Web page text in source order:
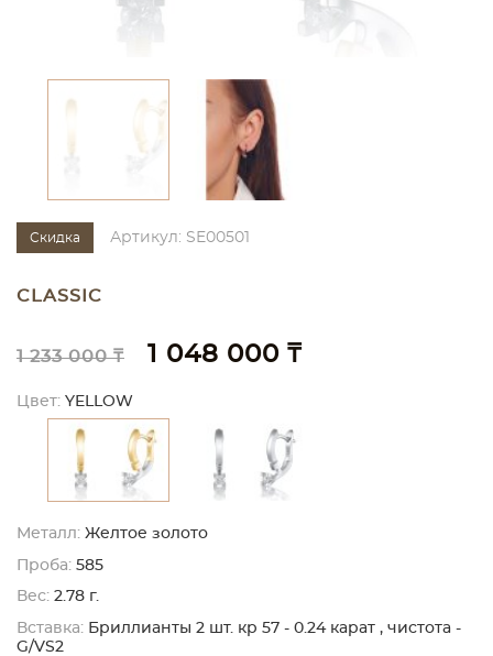
Скидка Артикул: SE00501
CLASSIC
1 233 000 ₸ 1 048 000 ₸
Цвет: YELLOW
Металл: Желтое золото
Проба: 585
Вес: 2.78 г.
Вставка: Бриллианты 2 шт. кр 57 - 0.24 карат , чистота -
G/VS2